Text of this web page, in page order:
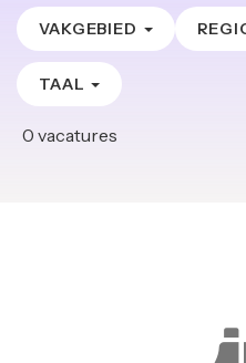
VAKGEBIED
TAAL
0 vacatures